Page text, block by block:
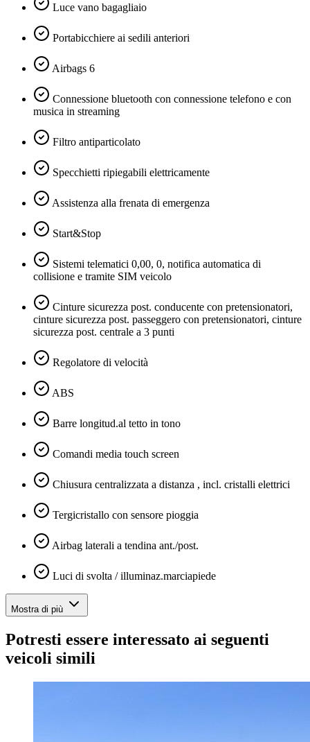
Luce vano bagagliaio
Portabicchiere ai sedili anteriori
Airbags 6
Connessione bluetooth con connessione telefono e con
musica in streaming
Filtro antiparticolato
Specchietti ripiegabili elettricamente
Assistenza alla frenata di emergenza
Start&Stop
Sistemi telematici 0,00, 0, notifica automatica di
collisione e tramite SIM veicolo
Cinture sicurezza post. conducente con pretensionatori,
cinture sicurezza post. passeggero con pretensionatori, cinture
sicurezza post. centrale a 3 punti
Regolatore di velocità
ABS
Barre longitud.al tetto in tono
Comandi media touch screen
Chiusura centralizzata a distanza , incl. cristalli elettrici
Tergicristallo con sensore pioggia
Airbag laterali a tendina ant./post.
Luci di svolta / illuminaz.marciapiede
Mostra di più
Potresti essere interessato ai seguenti
veicoli simili